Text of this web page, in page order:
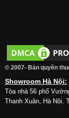
© 2007- Bản quyền
Showroom Hà Nội:
Tòa nhà 56 phố
Thanh Xuân, Hà Nội.